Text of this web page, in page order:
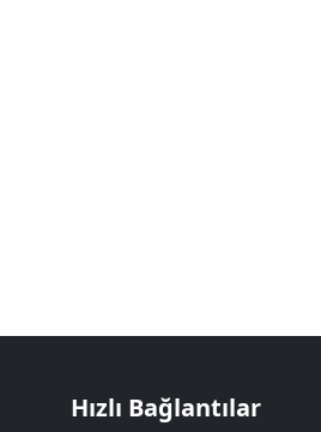
Hızlı Bağlantılar